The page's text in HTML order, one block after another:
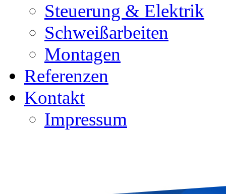
Steuerung & Elektrik
Schweißarbeiten
Montagen
Referenzen
Kontakt
Impressum